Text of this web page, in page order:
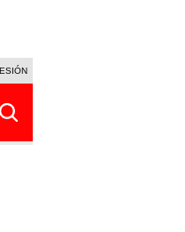
VIERNES 7 DE AGOSTO